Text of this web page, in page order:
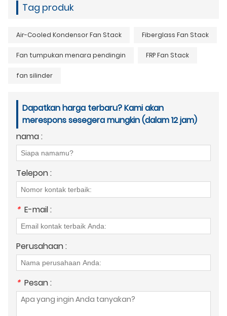
Tag produk
Air-Cooled Kondensor Fan Stack Fiberglass Fan Stack
Fan tumpukan menara pendingin FRP Fan Stack
fan silinder
Dapatkan harga terbaru? Kami akan
merespons sesegera mungkin (dalam 12 jam)
nama :
Telepon :
* E-mail :
Perusahaan :
* Pesan :